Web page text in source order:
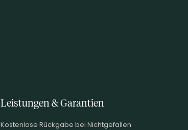
Leistungen & Garantien
Kostenlose Rückgabe bei Nichtgefallen